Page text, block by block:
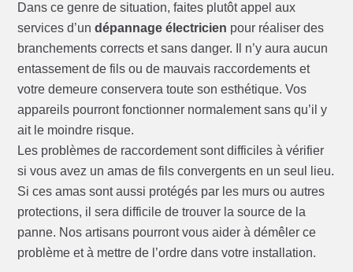
Dans ce genre de situation, faites plutôt appel aux
services d’undépannage électricien pour réaliser des
branchements corrects et sans danger. Il n’y aura aucun
entassement de fils ou de mauvais raccordements et
votre demeure conservera toute son esthétique. Vos
appareils pourront fonctionner normalement sans qu’il y
ait le moindre risque.
Les problèmes de raccordement sont difficiles à vérifier
si vous avez un amas de fils convergents en un seul lieu.
Si ces amas sont aussi protégés par les murs ou autres
protections, il sera difficile de trouver la source de la
panne. Nos artisans pourront vous aider à démêler ce
problème et à mettre de l’ordre dans votre installation.